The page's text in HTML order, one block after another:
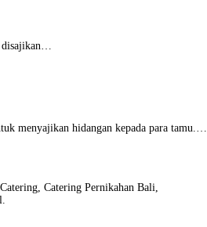
menyajikan hidangan kepada para tamu.…
Catering Pernikahan Bali,